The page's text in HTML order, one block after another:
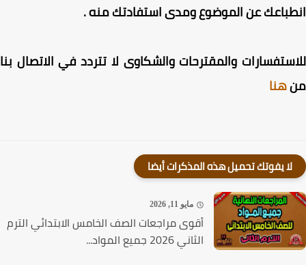
عن الموضوع ومدى استفادتك منه .
والمقترحات والشكاوى لا تتردد في الاتصال بنا
هنا
لا يفوتك تحميل هذه المذكرات أيضا
مايو 11, 2026
أقوى مراجعات الصف الخامس الابتدائي الترم
الثاني 2026 جميع المواد...